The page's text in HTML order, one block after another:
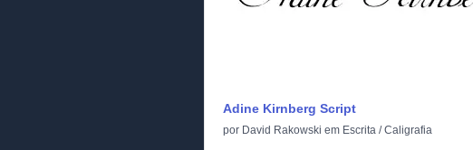
Adine Kirnberg Script
por David Rakowski em Escrita /Caligrafia